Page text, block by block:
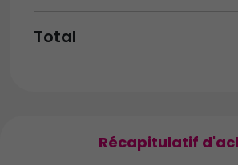
Total
Récapitulatif